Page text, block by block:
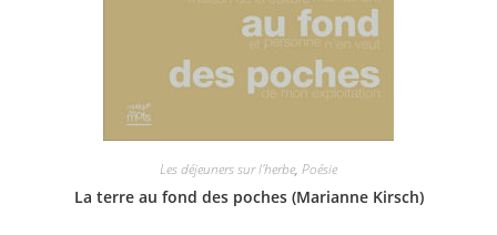
Les déjeuners sur l'herbe, Poésie
La terre au fond des poches (Marianne Kirsch)